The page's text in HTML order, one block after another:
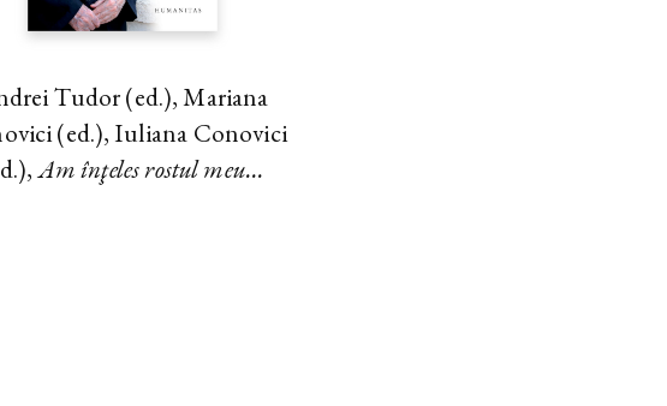
Tudor (ed.), Mariana
(ed.), Iuliana Conovici
Am înţeles rostul meu...